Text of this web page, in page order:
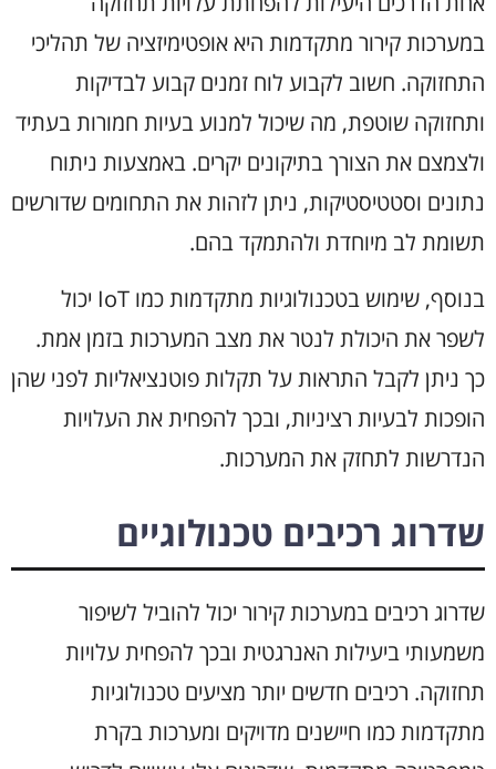
במערכות קירור מתקדמות היא אופטימיזציה של תהליכי
התחזוקה. חשוב לקבוע לוח זמנים קבוע לבדיקות
ותחזוקה שוטפת, מה שיכול למנוע בעיות חמורות בעתיד
ולצמצם את הצורך בתיקונים יקרים. באמצעות ניתוח
נתונים וסטטיסטיקות, ניתן לזהות את התחומים שדורשים
תשומת לב מיוחדת ולהתמקד בהם.
בנוסף, שימוש בטכנולוגיות מתקדמות כמו IoT יכול
לשפר את היכולת לנטר את מצב המערכות בזמן אמת.
כך ניתן לקבל התראות על תקלות פוטנציאליות לפני שהן
הופכות לבעיות רציניות, ובכך להפחית את העלויות
הנדרשות לתחזק את המערכות.
שדרוג רכיבים טכנולוגיים
שדרוג רכיבים במערכות קירור יכול להוביל לשיפור
משמעותי ביעילות האנרגטית ובכך להפחית עלויות
תחזוקה. רכיבים חדשים יותר מציעים טכנולוגיות
מתקדמות כמו חיישנים מדויקים ומערכות בקרת